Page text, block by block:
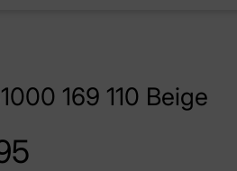
169 110 Beige